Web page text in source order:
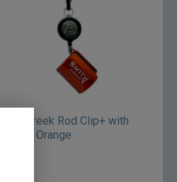
Smith Creek Rod Clip+ with
Zinger - Orange